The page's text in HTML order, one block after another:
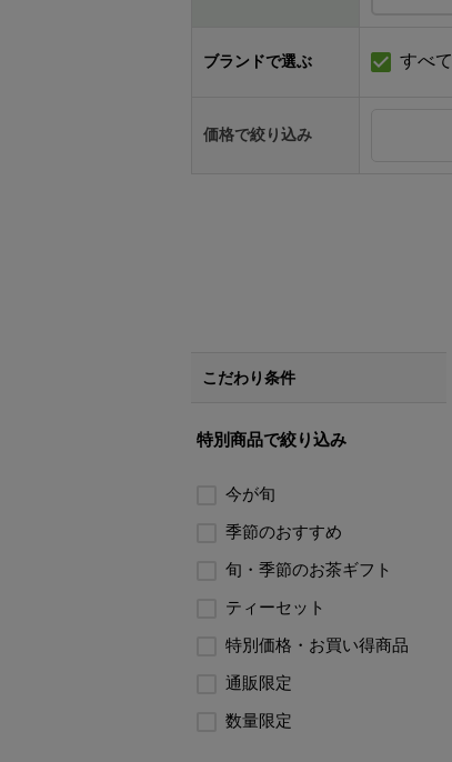
ブランドで選ぶ すべて
価格で絞り込み
こだわり条件
特別商品で絞り込み
今が旬
季節のおすすめ
旬・季節のお茶ギフト
ティーセット
特別価格・お買い得商品
通販限定
数量限定